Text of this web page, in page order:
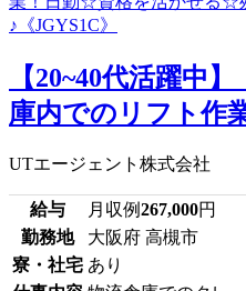
【20~40代活躍中
庫内でのリフト作
UTエージェント株式会社
給与 月収例267,000円
勤務地
大阪府 高槻市
寮・社宅 あり